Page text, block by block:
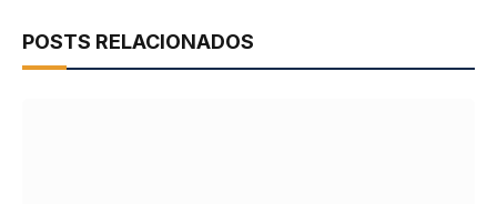
POSTS RELACIONADOS